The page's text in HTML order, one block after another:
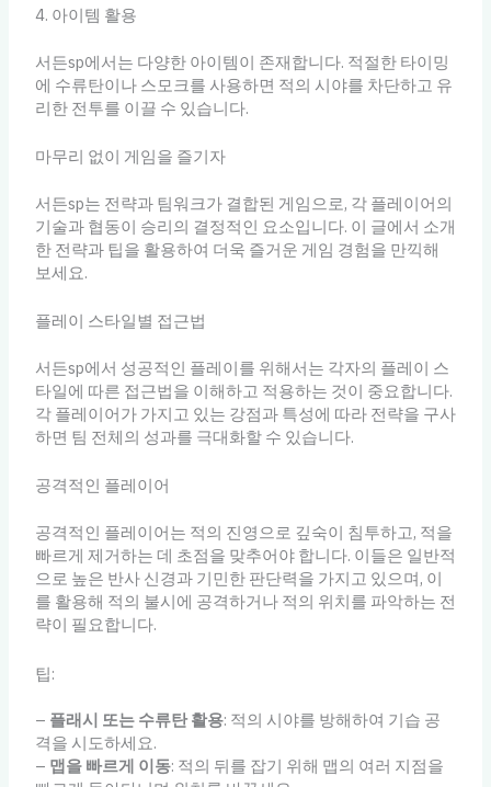
4. 아이템 활용
서든sp에서는 다양한 아이템이 존재합니다. 적절한 타이밍
에 수류탄이나 스모크를 사용하면 적의 시야를 차단하고 유
리한 전투를 이끌 수 있습니다.
마무리 없이 게임을 즐기자
서든sp는 전략과 팀워크가 결합된 게임으로, 각 플레이어의
기술과 협동이 승리의 결정적인 요소입니다. 이 글에서 소개
한 전략과 팁을 활용하여 더욱 즐거운 게임 경험을 만끽해
보세요.
플레이 스타일별 접근법
서든sp에서 성공적인 플레이를 위해서는 각자의 플레이 스
타일에 따른 접근법을 이해하고 적용하는 것이 중요합니다.
각 플레이어가 가지고 있는 강점과 특성에 따라 전략을 구사
하면 팀 전체의 성과를 극대화할 수 있습니다.
공격적인 플레이어
공격적인 플레이어는 적의 진영으로 깊숙이 침투하고, 적을
빠르게 제거하는 데 초점을 맞추어야 합니다. 이들은 일반적
으로 높은 반사 신경과 기민한 판단력을 가지고 있으며, 이
를 활용해 적의 불시에 공격하거나 적의 위치를 파악하는 전
략이 필요합니다.
팁:
– 플래시 또는 수류탄 활용: 적의 시야를 방해하여 기습 공
격을 시도하세요.
– 맵을 빠르게 이동: 적의 뒤를 잡기 위해 맵의 여러 지점을